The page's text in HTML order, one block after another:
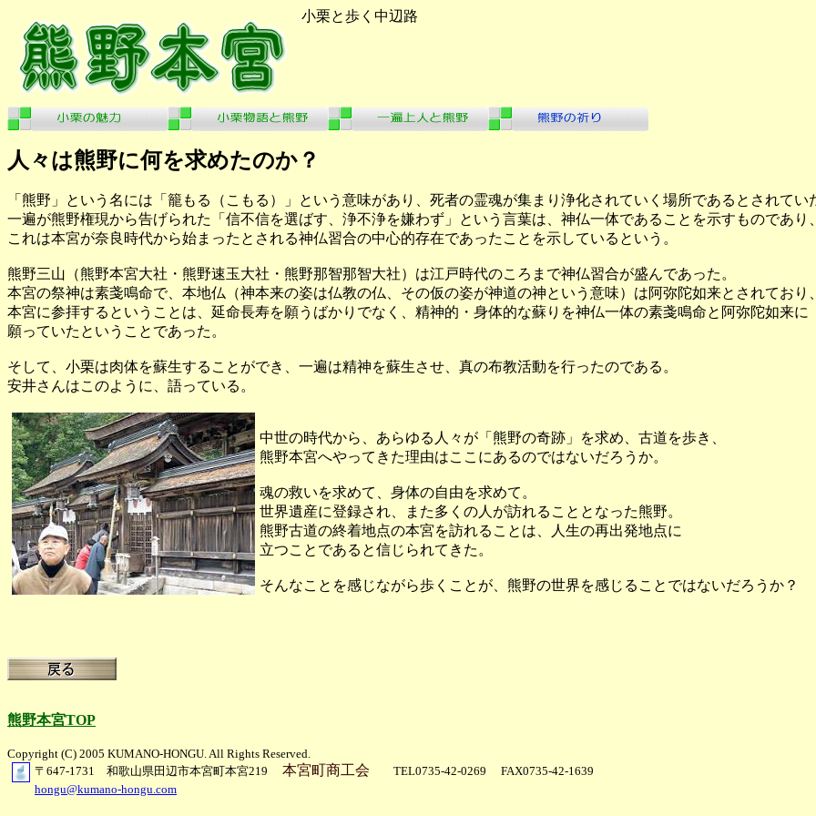
小栗と歩く中辺路
人々は熊野に何を求めたのか？
「熊野」という名には「籠もる（こもる）」という意味があり、死者の霊魂が集まり浄化されていく場所であるとされてい
一遍が熊野権現から告げられた「信不信を選ばす、浄不浄を嫌わず」という言葉は、神仏一体であることを示すものであり、
これは本宮が奈良時代から始まったとされる神仏習合の中心的存在であったことを示しているという。
熊野三山（熊野本宮大社・熊野速玉大社・熊野那智那智大社）は江戸時代のころまで神仏習合が盛んであった。
本宮の祭神は素戔鳴命で、本地仏（神本来の姿は仏教の仏、その仮の姿が神道の神という意味）は阿弥陀如来とされており、
本宮に参拝するということは、延命長寿を願うばかりでなく、精神的・身体的な蘇りを神仏一体の素戔鳴命と阿弥陀如来に
願っていたということであった。
そして、小栗は肉体を蘇生することができ、一遍は精神を蘇生させ、真の布教活動を行ったのである。
安井さんはこのように、語っている。
中世の時代から、あらゆる人々が「熊野の奇跡」を求め、古道を歩き、
熊野本宮へやってきた理由はここにあるのではないだろうか。
魂の救いを求めて、身体の自由を求めて。
世界遺産に登録され、また多くの人が訪れることとなった熊野。
熊野古道の終着地点の本宮を訪れることは、人生の再出発地点に
立つことであると信じられてきた。
そんなことを感じながら歩くことが、熊野の世界を感じることではないだろうか？
熊野本宮TOP
Copyright (C) 2005 KUMANO-HONGU. All Rights Reserved.
〒647-1731 和歌山県田辺市本宮町本宮219
本宮町商工会 TEL0735-42-0269 FAX0735-42-1639
hongu@kumano-hongu.com